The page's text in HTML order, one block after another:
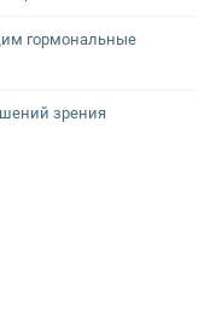
гормональные
зрения